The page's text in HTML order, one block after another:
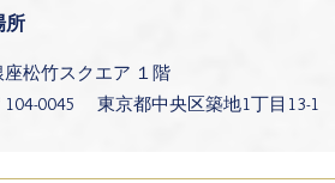
所
座松竹スクエア １階
104-0045 東京都中央区築地1丁目13-1